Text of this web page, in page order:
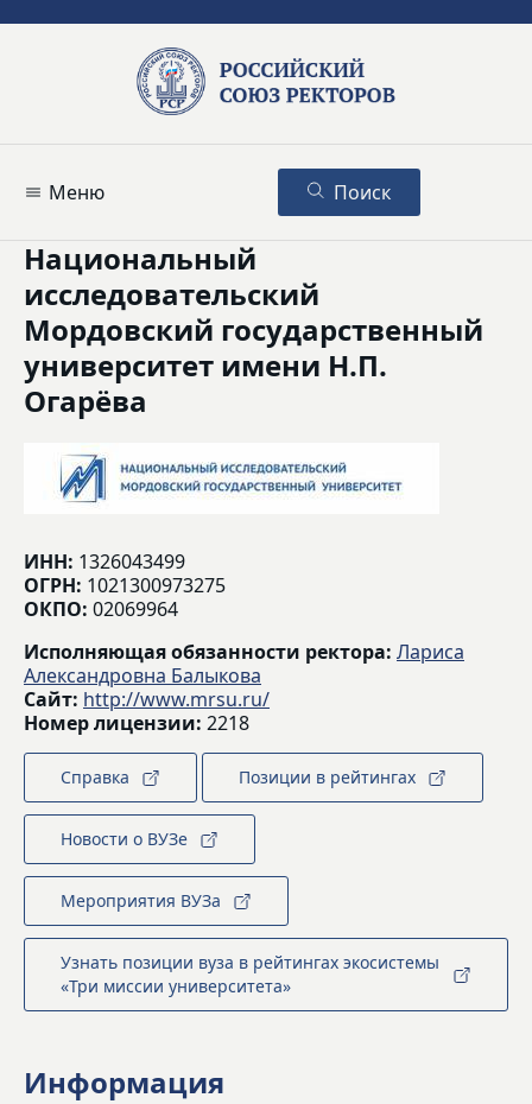
Меню Поиск
Национальный
исследовательский
Мордовский государственный
университет имени Н.П.
Огарёва
ИНН: 1326043499
ОГРН: 1021300973275
ОКПО: 02069964
Исполняющая обязанности ректора: Лариса
Александровна Балыкова
Сайт: http://www.mrsu.ru/
Номер лицензии: 2218
Справка Позиции в рейтингах
Новости о ВУЗе
Мероприятия ВУЗа
Узнать позиции вуза в рейтингах экосистемы
«Три миссии университета»
Информация